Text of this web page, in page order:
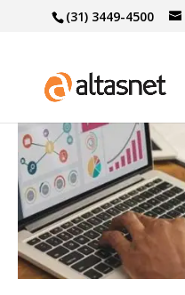
(31) 3449-4500